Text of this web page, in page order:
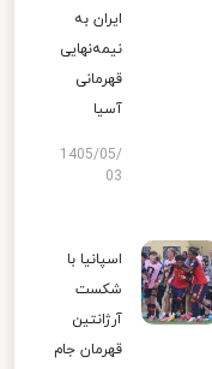
ایران به
نیمه‌نهایی
قهرمانی
آسیا
1405/05/
03
اسپانیا با
شکست
آرژانتین
قهرمان جام